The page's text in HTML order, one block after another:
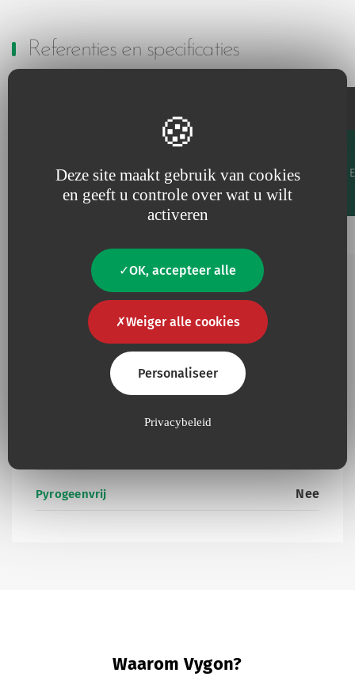
Deze site maakt gebruik van cookies
en geeft u controle over wat u wilt
activeren
OK, accepteer alle
Weiger alle cookies
Personaliseer
Privacybeleid
Referenties en specificaties
FavouritesCode
Hoogte
mm
Gewicht
g
(buiten
schaalbereik)
l/min
Toevoegen aan mijn favorieten
Aanvullende informatie
Pyrogeenvrij Nee
Waarom Vygon?